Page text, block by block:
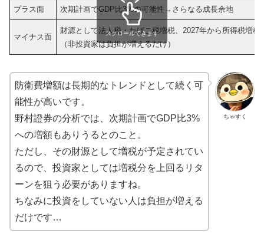
プラス面 次期計画でGDP比3%の可能性→さらなる成長余地
マイナス面
財源として法人税・たばこ税増税、2027年から所得税増税
（非投資家は負担が増えるだけ）
スクロールできます
ちゃすく
防衛費増額は長期的なトレンドとして続く可
能性が高いです。
野村證券の分析では、次期計画でGDP比3%
への増額もありうるとのこと。
ただし、その財源として増税が予定されてい
るので、投資家としては増税分を上回るリタ
ーンを狙う必要がありますね。
ちなみに投資をしていない人は負担が増える
だけです…